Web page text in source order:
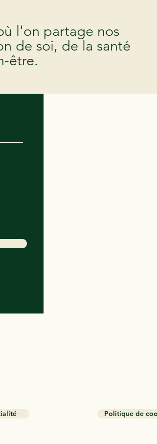
l'on partage nos
de soi, de la santé
être.
Politique de